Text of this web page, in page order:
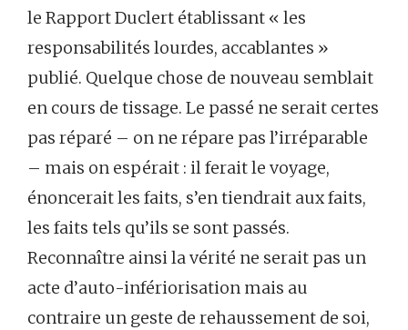
le Rapport Duclert établissant « les
responsabilités lourdes, accablantes »
publié. Quelque chose de nouveau semblait
en cours de tissage. Le passé ne serait certes
pas réparé – on ne répare pas l’irréparable
– mais on espérait : il ferait le voyage,
énoncerait les faits, s’en tiendrait aux faits,
les faits tels qu’ils se sont passés.
Reconnaître ainsi la vérité ne serait pas un
acte d’auto-infériorisation mais au
contraire un geste de rehaussement de soi,